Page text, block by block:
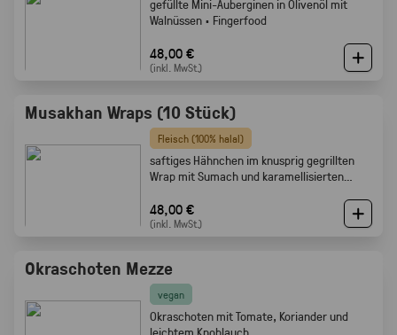
gefüllte Mini-Auberginen in Olivenöl mit
Walnüssen · Fingerfood
48,00 €
(inkl. MwSt.)
Musakhan Wraps (10 Stück)
Fleisch (100% halal)
saftiges Hähnchen im knusprig gegrillten
Wrap mit Sumach und karamellisierten
48,00 €
(inkl. MwSt.)
Okraschoten Mezze
vegan
Okraschoten mit Tomate, Koriander und